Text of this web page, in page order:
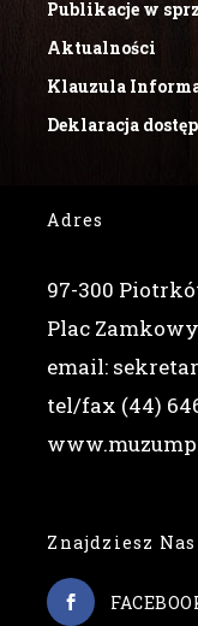
Publikacje w
Aktualności
Klauzula
Deklaracja
Adres
97-300
Plac
email:
tel/fax (44)
Znajdziesz Nas